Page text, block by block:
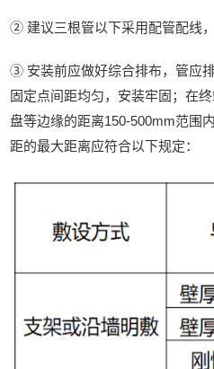
② 建议三根管以下采用配管配线
③ 安装前应做好综合排布，管应
固定点间距均匀，安装牢固；在
盘等边缘的距离150-500mm范围
距的最大距离应符合以下规定：